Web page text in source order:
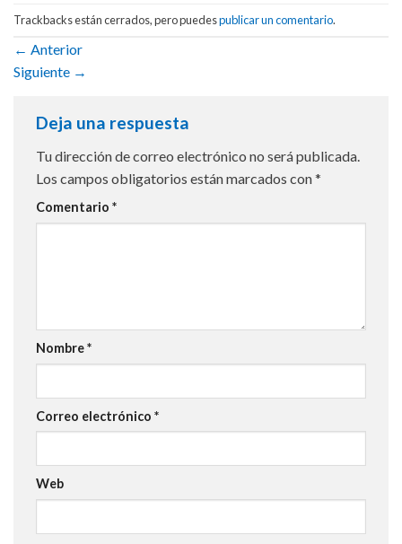
Trackbacks están cerrados, pero puedespublicar un comentario.
← Anterior
Siguiente →
Deja una respuesta
Tu dirección de correo electrónico no será publicada.
Los campos obligatorios están marcados con*
Comentario *
Nombre*
Correo electrónico *
Web